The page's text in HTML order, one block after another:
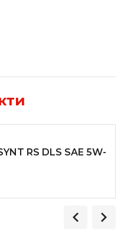
RS DLS SAE 5W-